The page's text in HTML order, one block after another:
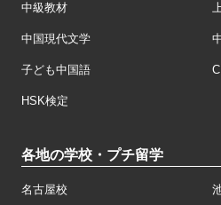
中級教材
中国現代文学
子ども中国語
HSK検定
各地の学校・プチ留学
名古屋校